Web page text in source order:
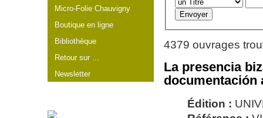
Micro-Folie Chauvigny
Boutique en ligne
Bibliothèque
Retour sur ...
Newsletter
4379 ouvrages
La presencia
documentación
Édition :